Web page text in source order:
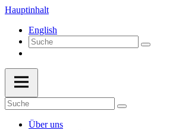
Hauptinhalt
English
Über uns